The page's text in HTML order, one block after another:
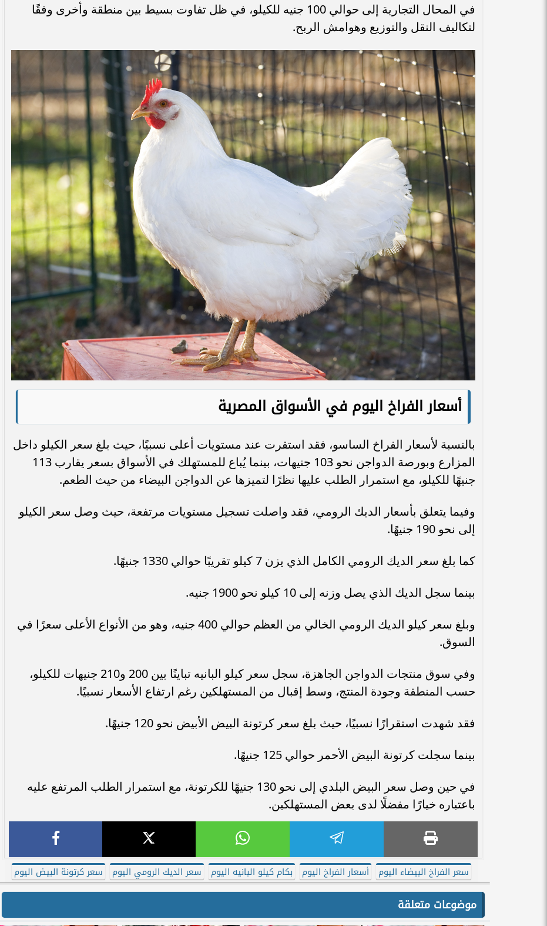
في المحال التجارية إلى حوالي 100 جنيه للكيلو، في ظل تفاوت بسيط بين منطقة وأخرى وفقًا
لتكاليف النقل والتوزيع وهوامش الربح.
أسعار الفراخ اليوم في الأسواق المصرية
بالنسبة لأسعار الفراخ الساسو، فقد استقرت عند مستويات أعلى نسبيًا، حيث بلغ سعر الكيلو داخل
المزارع وبورصة الدواجن نحو 103 جنيهات، بينما يُباع للمستهلك في الأسواق بسعر يقارب 113
جنيهًا للكيلو، مع استمرار الطلب عليها نظرًا لتميزها عن الدواجن البيضاء من حيث الطعم.
وفيما يتعلق بأسعار الديك الرومي، فقد واصلت تسجيل مستويات مرتفعة، حيث وصل سعر الكيلو
إلى نحو 190 جنيهًا.
كما بلغ سعر الديك الرومي الكامل الذي يزن 7 كيلو تقريبًا حوالي 1330 جنيهًا.
بينما سجل الديك الذي يصل وزنه إلى 10 كيلو نحو 1900 جنيه.
وبلغ سعر كيلو الديك الرومي الخالي من العظم حوالي 400 جنيه، وهو من الأنواع الأعلى سعرًا في
السوق.
وفي سوق منتجات الدواجن الجاهزة، سجل سعر كيلو البانيه تباينًا بين 200 و210 جنيهات للكيلو،
حسب المنطقة وجودة المنتج، وسط إقبال من المستهلكين رغم ارتفاع الأسعار نسبيًا.
فقد شهدت استقرارًا نسبيًا، حيث بلغ سعر كرتونة البيض الأبيض نحو 120 جنيهًا.
بينما سجلت كرتونة البيض الأحمر حوالي 125 جنيهًا.
في حين وصل سعر البيض البلدي إلى نحو 130 جنيهًا للكرتونة، مع استمرار الطلب المرتفع عليه
باعتباره خيارًا مفضلًا لدى بعض المستهلكين.
سعر الفراخ البيضاء اليوم أسعار الفراخ اليوم بكام كيلو البانيه اليوم سعر الديك الرومي اليوم سعر كرتونة البيض اليوم
موضوعات متعلقة